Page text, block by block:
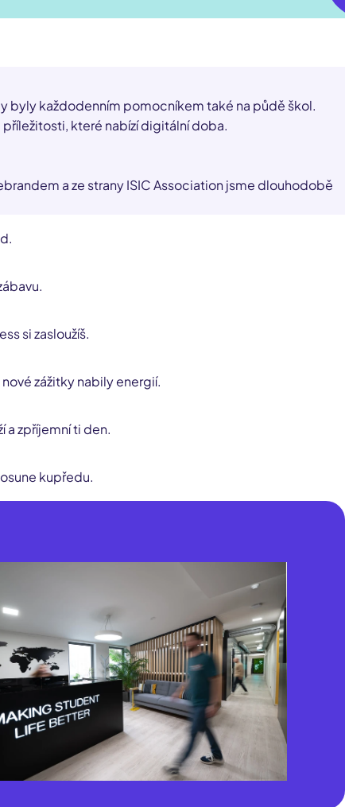
byly každodenním pomocníkem také na půdě škol.
příležitosti, které nabízí digitální doba.
a ze strany ISIC Association jsme dlouhodobě
si zasloužíš.
zážitky nabily energií.
a zpříjemní ti den.
kupředu.